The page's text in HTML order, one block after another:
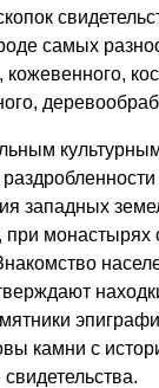
самых
кожевенного,
западных
при монастырях
камни с